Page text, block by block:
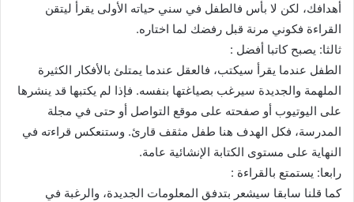
أهدافك، لكن لا بأس فالطفل في سني حياته الأولى يقرأ ليتقن
القراءة فكوني مرنة قبل رفضك لما اختاره.
ثالثا: يصبح كاتبا أفضل :
الطفل عندما يقرأ سيكتب، فالعقل عندما يمتلئ بالأفكار الكثيرة
الملهمة والجديدة سيرغب بصياغتها بنفسه. فإذا لم يكتبها قد ينشرها
على اليوتيوب أو صفحته على موقع التواصل أو حتى في مجلة
المدرسة، فكل الهدف هنا طفل مثقف قارئ. وستنعكس قراءته في
النهاية على مستوى الكتابة الإنشائية عامة.
رابعا: يستمتع بالقراءة :
كما قلنا سابقا سيشعر بتدفق المعلومات الجديدة، والرغبة في